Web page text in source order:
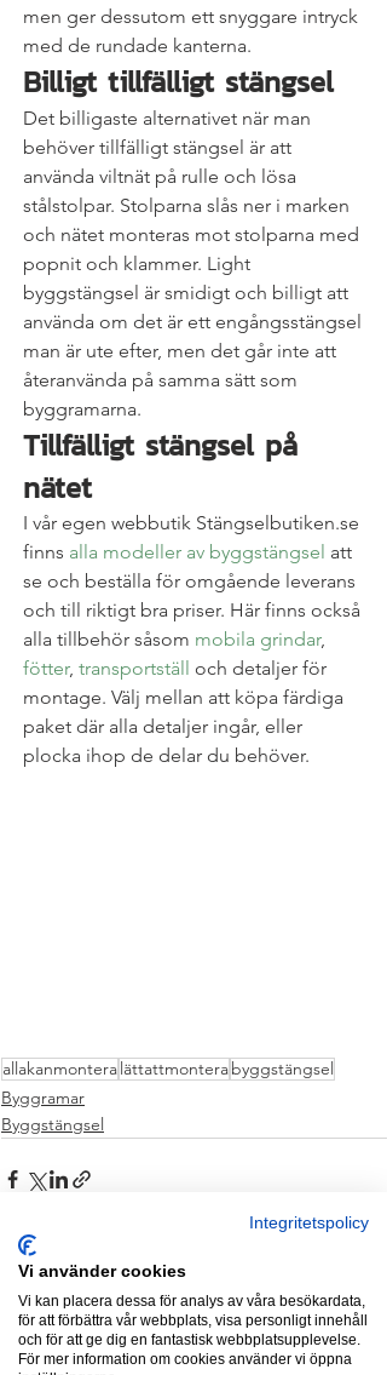
men ger dessutom ett snyggare intryck
med de rundade kanterna.
Billigt tillfälligt stängsel
Det billigaste alternativet när man
behöver tillfälligt stängsel är att
använda viltnät på rulle och lösa
stålstolpar. Stolparna slås ner i marken
och nätet monteras mot stolparna med
popnit och klammer. Light
byggstängsel är smidigt och billigt att
använda om det är ett engångsstängsel
man är ute efter, men det går inte att
återanvända på samma sätt som
byggramarna.
Tillfälligt stängsel på
nätet
I vår egen webbutik Stängselbutiken.se
finns alla modeller av byggstängsel att
se och beställa för omgående leverans
och till riktigt bra priser. Här finns också
alla tillbehör såsom mobila grindar,
fötter, transportställ och detaljer för
montage. Välj mellan att köpa färdiga
paket där alla detaljer ingår, eller
plocka ihop de delar du behöver.
allakanmonteralättattmonterabyggstängsel
Byggramar
Byggstängsel
Senaste inlägg Visa alla
Integritetspolicy
Vi använder cookies
Vi kan placera dessa för analys av våra besökardata,
för att förbättra vår webbplats, visa personligt innehåll
och för att ge dig en fantastisk webbplatsupplevelse.
För mer information om cookies använder vi öppna